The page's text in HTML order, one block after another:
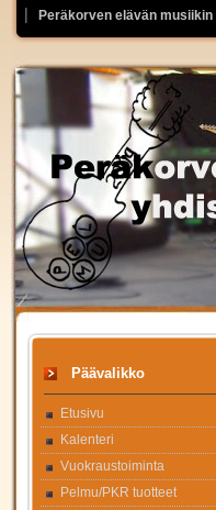
Peräkorven elävän
Päävalikko
Etusivu
Kalenteri
Vuokraustoiminta
Pelmu/PKR tuotteet